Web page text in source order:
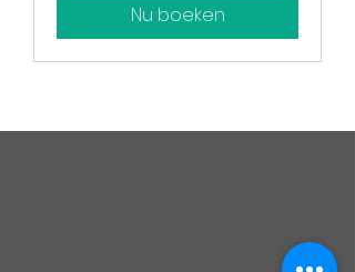
Nu boeken